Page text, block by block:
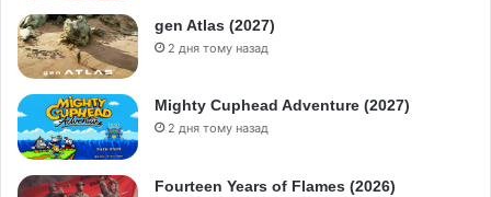
gen Atlas (2027)
2 дня тому назад
Mighty Cuphead Adventure (2027)
2 дня тому назад
Fourteen Years of Flames (2026)